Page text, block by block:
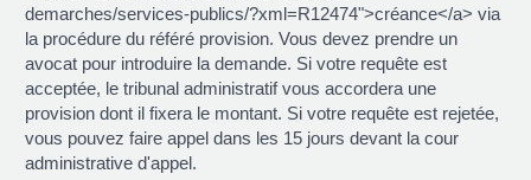
demarches/services-publics/?xml=R12474">créance</a> via
la procédure du référé provision. Vous devez prendre un
avocat pour introduire la demande. Si votre requête est
acceptée, le tribunal administratif vous accordera une
provision dont il fixera le montant. Si votre requête est rejetée,
vous pouvez faire appel dans les 15 jours devant la cour
administrative d'appel.